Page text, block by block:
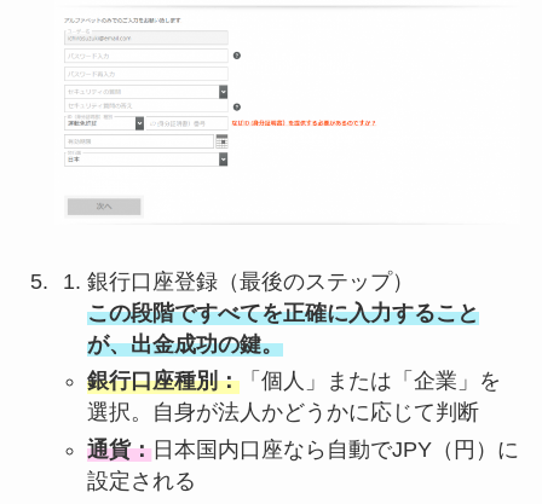
銀行口座登録（最後のステップ）
この段階ですべてを正確に入力すること
が、出金成功の鍵。
銀行口座種別：「個人」または「企業」を
選択。自身が法人かどうかに応じて判断
通貨： 日本国内口座なら自動でJPY（円）に
設定される